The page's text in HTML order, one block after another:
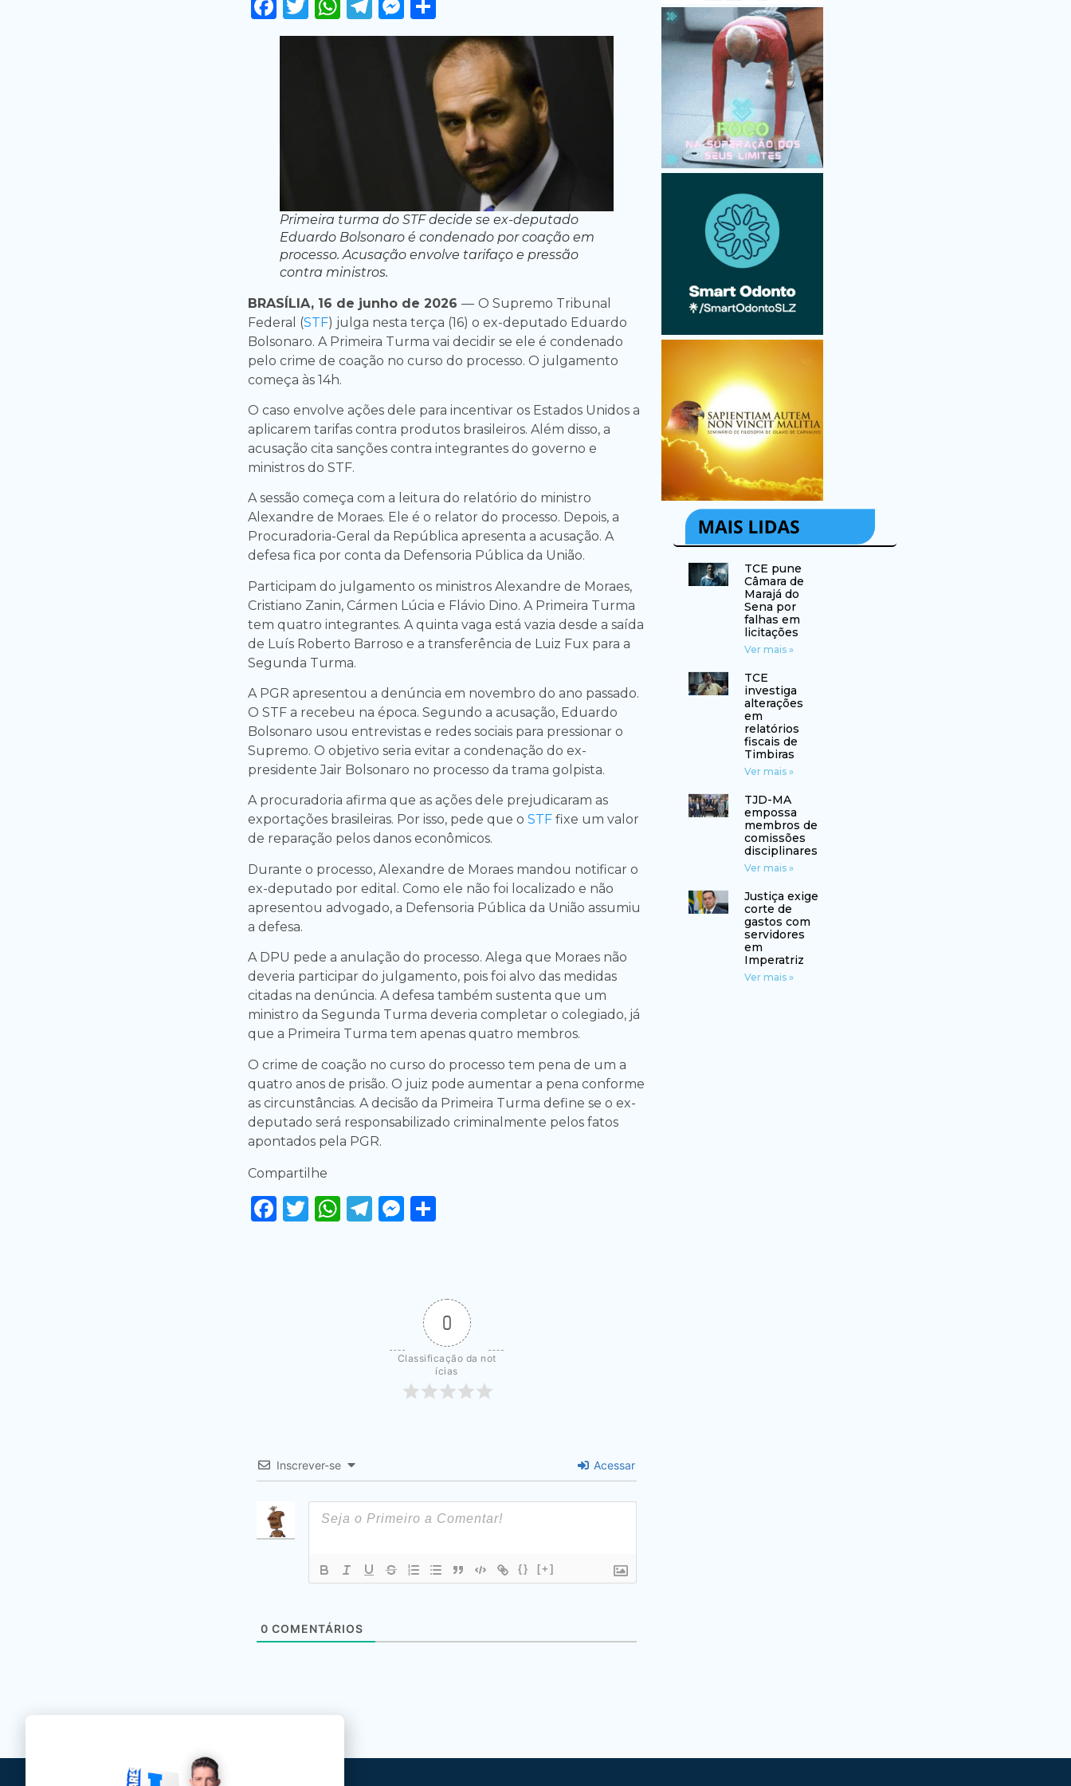
Primeira turma do STF decide se ex-deputado
Eduardo Bolsonaro é condenado por coação em
processo. Acusação envolve tarifaço e pressão
contra ministros.
BRASÍLIA, 16 de junho de 2026 — O Supremo Tribunal
Federal (STF) julga nesta terça (16) o ex-deputado Eduardo
Bolsonaro. A Primeira Turma vai decidir se ele é condenado
pelo crime de coação no curso do processo. O julgamento
começa às 14h.
O caso envolve ações dele para incentivar os Estados Unidos a
aplicarem tarifas contra produtos brasileiros. Além disso, a
acusação cita sanções contra integrantes do governo e
ministros do STF.
A sessão começa com a leitura do relatório do ministro
Alexandre de Moraes. Ele é o relator do processo. Depois, a
Procuradoria-Geral da República apresenta a acusação. A
defesa fica por conta da Defensoria Pública da União.
Participam do julgamento os ministros Alexandre de Moraes,
Cristiano Zanin, Cármen Lúcia e Flávio Dino. A Primeira Turma
tem quatro integrantes. A quinta vaga está vazia desde a saída
de Luís Roberto Barroso e a transferência de Luiz Fux para a
Segunda Turma.
A PGR apresentou a denúncia em novembro do ano passado.
O STF a recebeu na época. Segundo a acusação, Eduardo
Bolsonaro usou entrevistas e redes sociais para pressionar o
Supremo. O objetivo seria evitar a condenação do ex-
presidente Jair Bolsonaro no processo da trama golpista.
A procuradoria afirma que as ações dele prejudicaram as
exportações brasileiras. Por isso, pede que o STF fixe um valor
de reparação pelos danos econômicos.
Durante o processo, Alexandre de Moraes mandou notificar o
ex-deputado por edital. Como ele não foi localizado e não
apresentou advogado, a Defensoria Pública da União assumiu
a defesa.
A DPU pede a anulação do processo. Alega que Moraes não
deveria participar do julgamento, pois foi alvo das medidas
citadas na denúncia. A defesa também sustenta que um
ministro da Segunda Turma deveria completar o colegiado, já
que a Primeira Turma tem apenas quatro membros.
O crime de coação no curso do processo tem pena de um a
quatro anos de prisão. O juiz pode aumentar a pena conforme
as circunstâncias. A decisão da Primeira Turma define se o ex-
deputado será responsabilizado criminalmente pelos fatos
apontados pela PGR.
Compartilhe
Facebook
Twitter
WhatsApp
Telegram
Messenger
0
Classificação da not
ícias
Inscrever-se Acessar
{} [+]
0 COMENTÁRIOS
TCE pune
Câmara de
Marajá do
Sena por
falhas em
licitações
Ver mais »
TCE
investiga
alterações
em
relatórios
fiscais de
Timbiras
Ver mais »
TJD-MA
empossa
membros de
comissões
disciplinares
Ver mais »
Justiça exige
corte de
gastos com
servidores
em
Imperatriz
Ver mais »